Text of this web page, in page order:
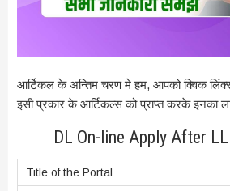
आर्टिकल के अन्तिम चरण मे हम, आपको क्विक
इसी प्रकार के आर्टिकल्स को प्राप्त करके इनका
DL On-line Apply After